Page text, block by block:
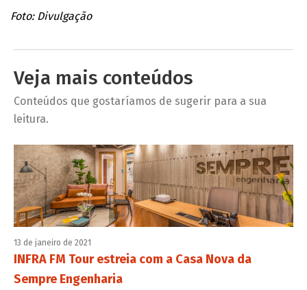
Foto: Divulgação
Veja mais conteúdos
Conteúdos que gostaríamos de sugerir para a sua
leitura.
13 de janeiro de 2021
INFRA FM Tour estreia com a Casa Nova da
Sempre Engenharia